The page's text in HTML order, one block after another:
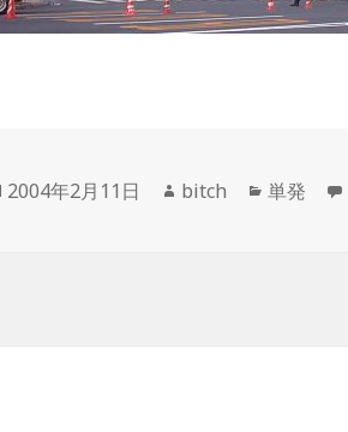
投
2004年2月11日
作
bitch
カ
単発